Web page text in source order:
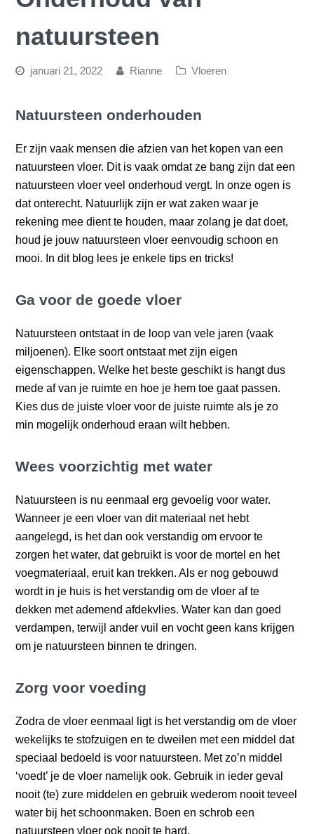
natuursteen
januari 21, 2022 Rianne Vloeren
Natuursteen onderhouden
Er zijn vaak mensen die afzien van het kopen van een
natuursteen vloer. Dit is vaak omdat ze bang zijn dat een
natuursteen vloer veel onderhoud vergt. In onze ogen is
dat onterecht. Natuurlijk zijn er wat zaken waar je
rekening mee dient te houden, maar zolang je dat doet,
houd je jouw natuursteen vloer eenvoudig schoon en
mooi. In dit blog lees je enkele tips en tricks!
Ga voor de goede vloer
Natuursteen ontstaat in de loop van vele jaren (vaak
miljoenen). Elke soort ontstaat met zijn eigen
eigenschappen. Welke het beste geschikt is hangt dus
mede af van je ruimte en hoe je hem toe gaat passen.
Kies dus de juiste vloer voor de juiste ruimte als je zo
min mogelijk onderhoud eraan wilt hebben.
Wees voorzichtig met water
Natuursteen is nu eenmaal erg gevoelig voor water.
Wanneer je een vloer van dit materiaal net hebt
aangelegd, is het dan ook verstandig om ervoor te
zorgen het water, dat gebruikt is voor de mortel en het
voegmateriaal, eruit kan trekken. Als er nog gebouwd
wordt in je huis is het verstandig om de vloer af te
dekken met ademend afdekvlies. Water kan dan goed
verdampen, terwijl ander vuil en vocht geen kans krijgen
om je natuursteen binnen te dringen.
Zorg voor voeding
Zodra de vloer eenmaal ligt is het verstandig om de vloer
wekelijks te stofzuigen en te dweilen met een middel dat
speciaal bedoeld is voor natuursteen. Met zo’n middel
‘voedt’ je de vloer namelijk ook. Gebruik in ieder geval
nooit (te) zure middelen en gebruik wederom nooit teveel
water bij het schoonmaken. Boen en schrob een
natuursteen vloer ook nooit te hard.